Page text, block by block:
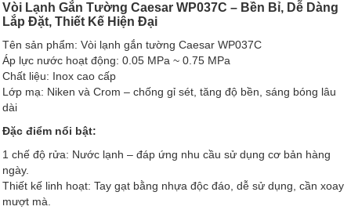
Vòi Lạnh Gắn Tường Caesar WP037C – Bền Bỉ, Dễ Dàng
Lắp Đặt, Thiết Kế Hiện Đại
Tên sản phẩm: Vòi lạnh gắn tường Caesar WP037C
Áp lực nước hoạt động: 0.05 MPa ~ 0.75 MPa
Chất liệu: Inox cao cấp
Lớp mạ: Niken và Crom – chống gỉ sét, tăng độ bền, sáng bóng lâu
dài
Đặc điểm nổi bật:
1 chế độ rửa: Nước lạnh – đáp ứng nhu cầu sử dụng cơ bản hàng
ngày.
Thiết kế linh hoạt: Tay gạt bằng nhựa độc đáo, dễ sử dụng, cần xoay
mượt mà.